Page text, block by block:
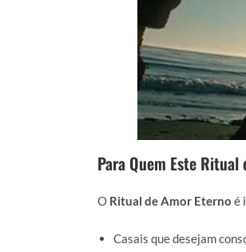
Para Quem Este Ritual
O Ritual de Amor Eterno é
Casais que desejam